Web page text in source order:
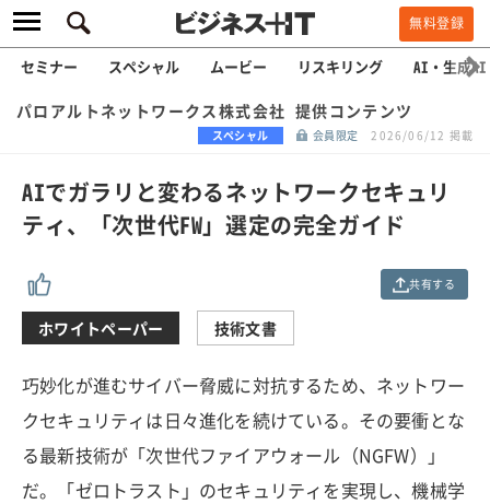
無料登録
セミナー スペシャル ムービー リスキリング AI・生成AI
パロアルトネットワークス株式会社 提供コンテンツ
スペシャル 会員限定 2026/06/12 掲載
AIでガラリと変わるネットワークセキュリ
ティ、「次世代FW」選定の完全ガイド
共有する
ホワイトペーパー 技術文書
巧妙化が進むサイバー脅威に対抗するため、ネットワー
クセキュリティは日々進化を続けている。その要衝とな
る最新技術が「次世代ファイアウォール（NGFW）」
だ。「ゼロトラスト」のセキュリティを実現し、機械学